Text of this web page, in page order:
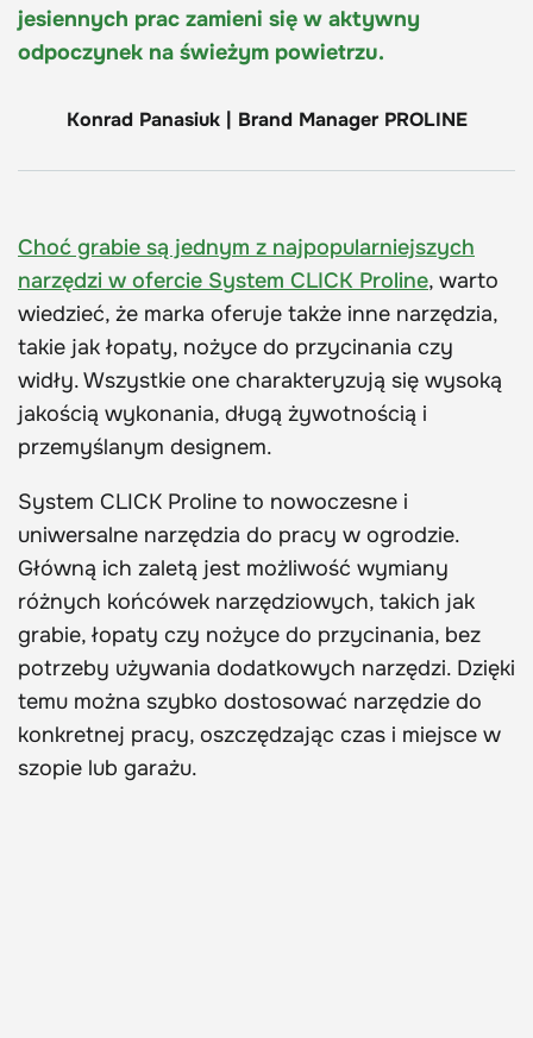
jesiennych prac zamieni się w aktywny
odpoczynek na świeżym powietrzu.
Konrad Panasiuk | Brand Manager PROLINE
Choć grabie są jednym z najpopularniejszych
narzędzi w ofercie System CLICK Proline, warto
wiedzieć, że marka oferuje także inne narzędzia,
takie jak łopaty, nożyce do przycinania czy
widły. Wszystkie one charakteryzują się wysoką
jakością wykonania, długą żywotnością i
przemyślanym designem.
System CLICK Proline to nowoczesne i
uniwersalne narzędzia do pracy w ogrodzie.
Główną ich zaletą jest możliwość wymiany
różnych końcówek narzędziowych, takich jak
grabie, łopaty czy nożyce do przycinania, bez
potrzeby używania dodatkowych narzędzi. Dzięki
temu można szybko dostosować narzędzie do
konkretnej pracy, oszczędzając czas i miejsce w
szopie lub garażu.